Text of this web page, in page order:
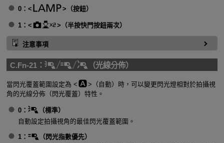
0： （按鈕）
1： （半按快門按鈕兩次）
注意事項
C.Fn-21： （光線分佈）
當閃光覆蓋範圍設定為
（自動）時，可以變更閃光燈相對於拍攝視
角的光線分佈（閃光覆蓋）特性。
0：
（標準）
自動設定拍攝視角的最佳閃光覆蓋範圍。
1：
（閃光指數優先）